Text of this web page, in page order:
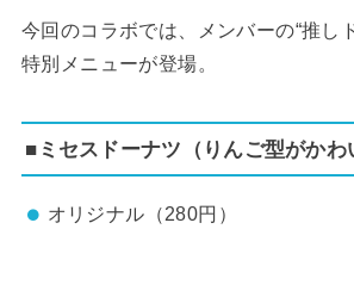
今回のコラボでは、メンバーの“推し
特別メニューが登場。
■ミセスドーナツ（りんご型がかわ
オリジナル（280円）